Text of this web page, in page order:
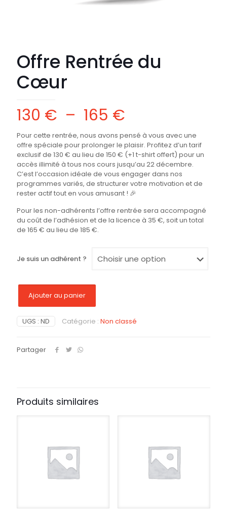
Offre Rentrée du
Cœur
130 € – 165 €
de
prix :
130 €
à
165 €
Pour cette rentrée, nous avons pensé à vous avec une
offre spéciale pour prolonger le plaisir. Profitez d’un tarif
exclusif de 130 € au lieu de 150 € (+1 t-shirt offert) pour un
accès illimité à tous nos cours jusqu’au 22 décembre.
C’est l’occasion idéale de vous engager dans nos
programmes variés, de structurer votre motivation et de
rester actif tout en vous amusant ! 🎉
Pour les non-adhérents l’offre rentrée sera accompagné
du coût de l’adhésion et de la licence à 35 €, soit un total
de 165 € au lieu de 185 €.
Je suis un adhérent ?
Ajouter au panier
UGS : ND Catégorie : Non classé
Partager
Produits similaires